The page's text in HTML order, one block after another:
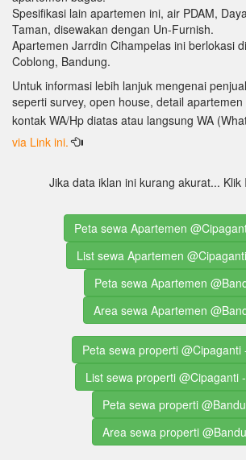
Spesifikasi lain apartemen ini, air PDAM,
Taman, disewakan dengan Un-Furnish.
Apartemen Jarrdin Cihampelas ini berlokasi
Coblong, Bandung.
Untuk informasi lebih lanjuk mengenai
seperti survey, open house, detail
kontak WA/Hp diatas atau langsung WA
via Link ini.
Jika data iklan ini kurang akurat... Klik
Peta sewa Apartemen
List sewa Apartemen
Peta sewa Apartemen
Area sewa Apartemen
Peta sewa properti @Cipaganti
List sewa properti @Cipaganti
Peta sewa properti
Area sewa properti